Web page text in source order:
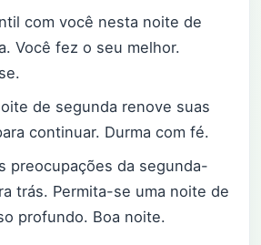
com você nesta noite de
Você fez o seu melhor.
de segunda renove suas
continuar. Durma com fé.
preocupações da segunda-
trás. Permita-se uma noite de
profundo. Boa noite.